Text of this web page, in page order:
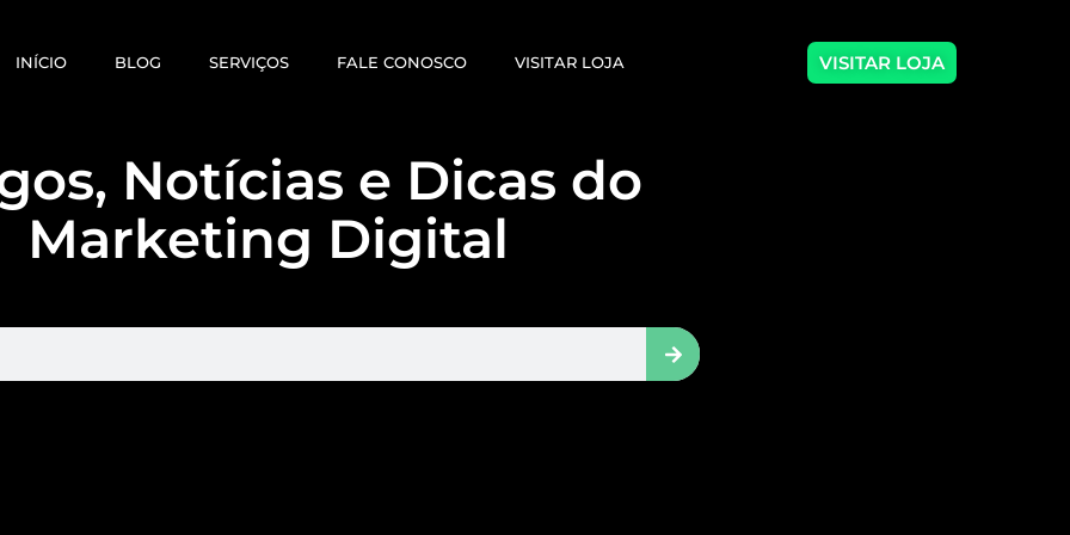
INÍCIO BLOG SERVIÇOS FALE CONOSCO VISITAR LOJA VISITAR LOJA
Notícias e Dicas do
Marketing Digital